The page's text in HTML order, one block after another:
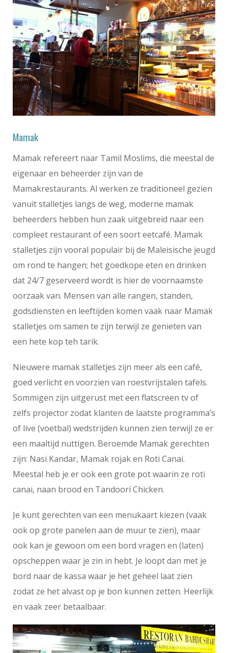
Mamak
Mamak refereert naar Tamil Moslims, die meestal de
eigenaar en beheerder zijn van de
Mamakrestaurants. Al werken ze traditioneel gezien
vanuit stalletjes langs de weg, moderne mamak
beheerders hebben hun zaak uitgebreid naar een
compleet restaurant of een soort eetcafé. Mamak
stalletjes zijn vooral populair bij de Maleisische jeugd
om rond te hangen; het goedkope eten en drinken
dat 24/7 geserveerd wordt is hier de voornaamste
oorzaak van. Mensen van alle rangen, standen,
godsdiensten en leeftijden komen vaak naar Mamak
stalletjes om samen te zijn terwijl ze genieten van
een hete kop teh tarik.
Nieuwere mamak stalletjes zijn meer als een café,
goed verlicht en voorzien van roestvrijstalen tafels.
Sommigen zijn uitgerust met een flatscreen tv of
zelfs projector zodat klanten de laatste programma’s
of live (voetbal) wedstrijden kunnen zien terwijl ze er
een maaltijd nuttigen. Beroemde Mamak gerechten
zijn: Nasi Kandar, Mamak rojak en Roti Canai.
Meestal heb je er ook een grote pot waarin ze roti
canai, naan brood en Tandoori Chicken.
Je kunt gerechten van een menukaart kiezen (vaak
ook op grote panelen aan de muur te zien), maar
ook kan je gewoon om een bord vragen en (laten)
opscheppen waar je zin in hebt. Je loopt dan met je
bord naar de kassa waar je het geheel laat zien
zodat ze het alvast op je bon kunnen zetten. Heerlijk
en vaak zeer betaalbaar.